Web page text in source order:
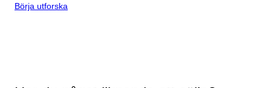
Börja utforska